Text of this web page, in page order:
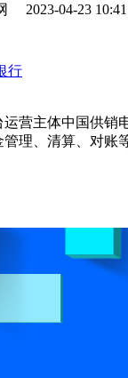
2023-04-23
行
营主体中国供销
理、清算、对账